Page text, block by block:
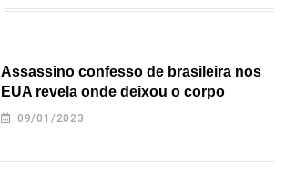
Assassino confesso de brasileira nos
EUA revela onde deixou o corpo
09/01/2023